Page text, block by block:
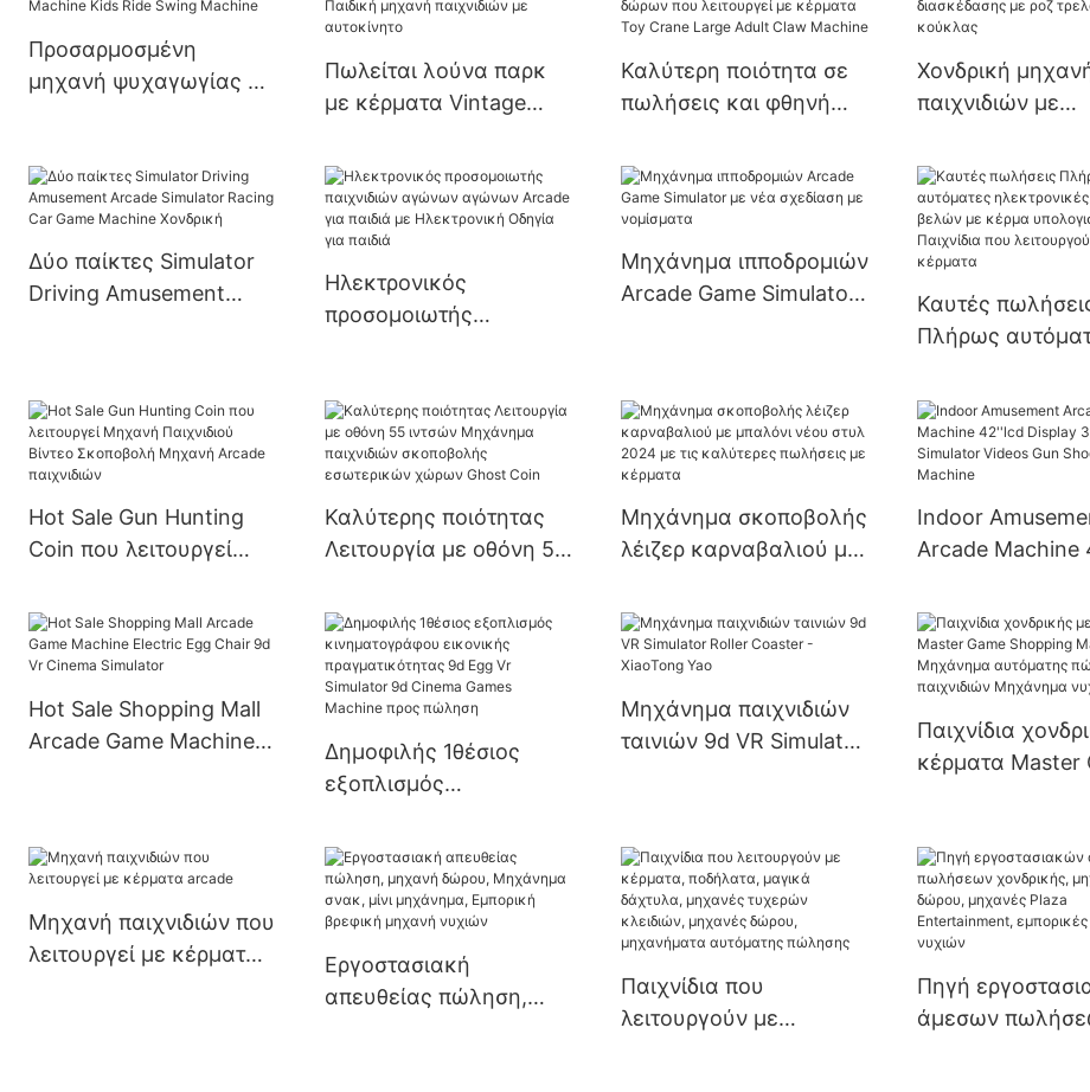
Προσαρμοσμένη
μηχανή ψυχαγωγίας με
Swing Machine
Πωλείται λούνα παρκ
με κέρματα Vintage
μηχανή παιχνιδιών με
αυτοκίνητο
Καλύτερη ποιότητα σε
πωλήσεις και φθηνή
δώρων που λειτουργεί
με κέρματα Toy Crane
Large Adult Claw
Machine
Χονδρική
παιχνιδιών με
εσωτερικού
διασκέδασης με
τρελό παιχνίδι
Δύο παίκτες Simulator
Driving Amusement
Ηλεκτρονικός
προσομοιωτής
παιδιά με Ηλεκτρονική
Οδηγία για παιδιά
Μηχάνημα ιπποδρομιών
Arcade Game Simulator
Καυτές
Πλήρως
βελών με κέρμα
υπολογιστή
που
Hot Sale Gun Hunting
Coin που λειτουργεί
Βίντεο Σκοποβολή
Μηχανή Arcade
παιχνιδιών
Καλύτερης ποιότητας
Λειτουργία με οθόνη 55
παιχνιδιών σκοποβολής
εσωτερικών χώρων
Ghost Coin
Μηχάνημα σκοποβολής
λέιζερ καρναβαλιού με
2024 με τις καλύτερες
πωλήσεις με κέρματα
Indoor
Arcade Machine
Videos Gun
Game Machine
Hot Sale Shopping Mall
Arcade Game Machine
Δημοφιλής 1θέσιος
εξοπλισμός
εικονικής
πραγματικότητας 9d
Egg Vr Simulator 9d
προς πώληση
Μηχάνημα παιχνιδιών
ταινιών 9d VR Simulator
Παιχνίδια
κέρματα Master
πώλησης
Μηχάνημα
Μηχανή παιχνιδιών που
λειτουργεί με κέρματα
Εργοστασιακή
απευθείας πώληση,
Παιχνίδια που
λειτουργούν με
Πηγή
άμεσων